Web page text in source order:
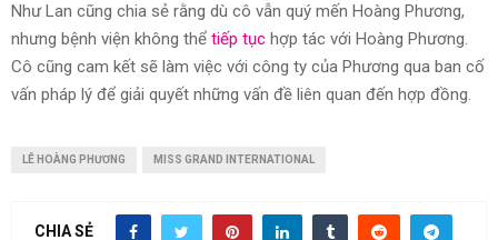
Như Lan cũng chia sẻ rằng dù cô vẫn quý mến Hoàng Phương,
nhưng bệnh viện không thể tiếp tục hợp tác với Hoàng Phương.
Cô cũng cam kết sẽ làm việc với công ty của Phương qua ban cố
vấn pháp lý để giải quyết những vấn đề liên quan đến hợp đồng.
LÊ HOÀNG PHƯƠNG MISS GRAND INTERNATIONAL
CHIA SẺ